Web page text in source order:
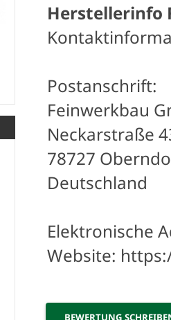
Herstellerinfo
Postanschrift:
Feinwerkbau
Neckarstraße
78727
Deutschland
Elektronische
Website:
BEWERTUNG